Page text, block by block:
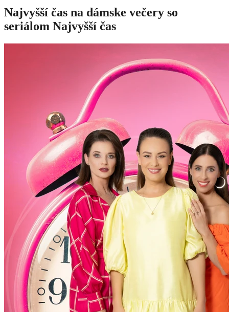
Najvyšší čas na dámske večery so
seriálom Najvyšší čas